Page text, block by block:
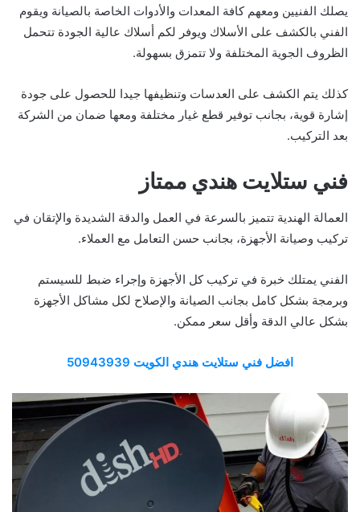
يصلك الفنيين ومعهم كافة المعدات والأدوات الخاصة بالصيانة ويقوم
الفني بالكشف على الأسلاك ويوفر لكم أسلاك عالية الجودة تتحمل
الظروف الجوية المختلفة ولا تتمزق بسهولة.
كذلك يتم الكشف على العدسات وتنظيفها جيدا للحصول على جودة
إشارة قوية، بجانب توفير قطع غيار مختلفة ومعها ضمان من الشركة
بعد التركيب.
فني ستلايت هندي ممتاز
العمالة الهندية تتميز بالسرعة في العمل والدقة الشديدة والإتقان في
تركيب وصيانة الأجهزة، بجانب حسن التعامل مع العملاء.
الفني يمتلك خبرة في تركيب كل الأجهزة وإجراء ضبط للسيستم
وبرمجة بشكل كامل بجانب الصيانة والإصلاح لكل مشاكل الأجهزة
بشكل عالي الدقة وأقل سعر ممكن.
افضل فني ستلايت هندي الكويت 50943939